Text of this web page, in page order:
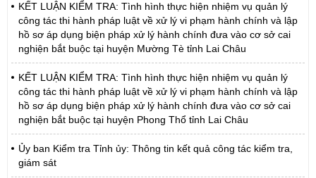
KẾT LUẬN KIỂM TRA: Tình hình thực hiện nhiệm vụ quản lý
công tác thi hành pháp luật về xử lý vi phạm hành chính và lập
hồ sơ áp dụng biện pháp xử lý hành chính đưa vào cơ sở cai
nghiện bắt buộc tại huyện Mường Tè tỉnh Lai Châu
KẾT LUẬN KIỂM TRA: Tình hình thực hiện nhiệm vụ quản lý
công tác thi hành pháp luật về xử lý vi phạm hành chính và lập
hồ sơ áp dụng biện pháp xử lý hành chính đưa vào cơ sở cai
nghiện bắt buộc tại huyện Phong Thổ tỉnh Lai Châu
Ủy ban Kiểm tra Tỉnh ủy: Thông tin kết quả công tác kiểm tra,
giám sát